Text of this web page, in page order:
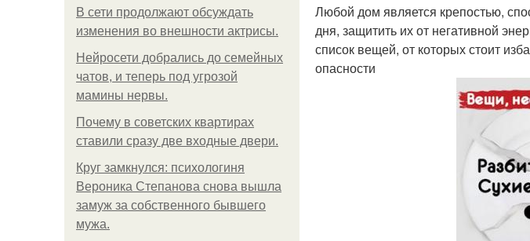
В сети продолжают обсуждать
изменения во внешности актрисы.
Нейросети добрались до семейных
чатов, и теперь под угрозой
мамины нервы.
Почему в советских квартирах
ставили сразу две входные двери.
Круг замкнулся: психологиня
Вероника Степанова снова вышла
замуж за собственного бывшего
мужа.
Любой дом является крепостью,
дня, защитить их от негативной
список вещей, от которых стоит
опасности